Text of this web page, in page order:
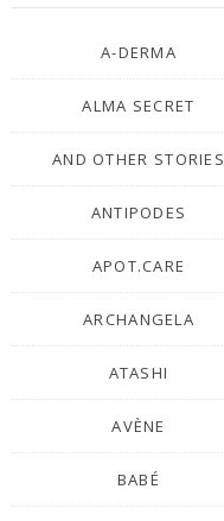
A-DERMA
ALMA SECRET
AND OTHER STORIES
ANTIPODES
APOT.CARE
ARCHANGELA
ATASHI
AVÈNE
BABÉ